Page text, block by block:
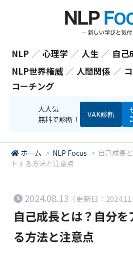
NLP ／ 心理学 ／ 人生 ／ 自己
NLP世界権威 ／ 人間関係 ／
コーチング
大人気
無料で診断！
VAK診断
ホーム > NLP Focus > 自己成長
トする方法と注意点
2024.08.13 （更新日：
自己成長とは？自分
る方法と注意点